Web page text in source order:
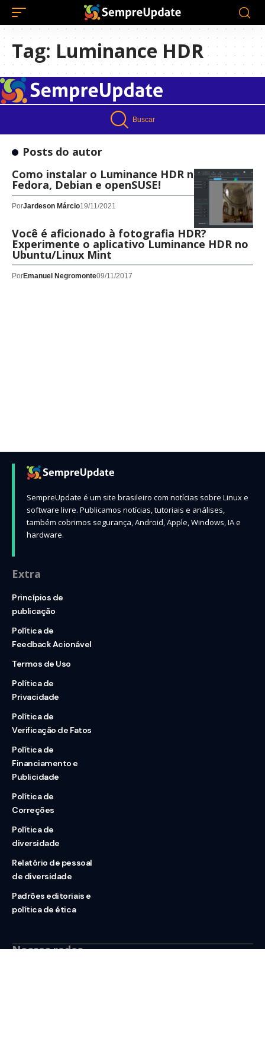
Tag: Luminance HDR
Buscar
Posts do autor
Como instalar o Luminance HDR no Ubuntu,
Fedora, Debian e openSUSE!
PorJardeson Márcio19/11/2021
Você é aficionado à fotografia HDR?
Experimente o aplicativo Luminance HDR no
Ubuntu/Linux Mint
PorEmanuel Negromonte09/11/2017
SempreUpdate é um site brasileiro com notícias sobre Linux e
software livre. Publicamos notícias, tutoriais e análises,
também cobrimos segurança, Android, Apple, Windows, IA e
hardware.
Extra
Princípios de
publicação
Política de
Feedback Acionável
Termos de Uso
Política de
Privacidade
Política de
Verificação de Fatos
Política de
Financiamento e
Publicidade
Política de
Correções
Política de
diversidade
Relatório de pessoal
de diversidade
Padrões editoriais e
política de ética
Nossas redes